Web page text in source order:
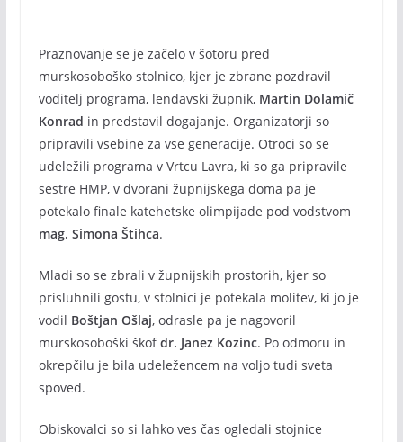
Praznovanje se je začelo v šotoru pred
murskosoboško stolnico, kjer je zbrane pozdravil
voditelj programa, lendavski župnik, Martin Dolamič
Konrad in predstavil dogajanje. Organizatorji so
pripravili vsebine za vse generacije. Otroci so se
udeležili programa v Vrtcu Lavra, ki so ga pripravile
sestre HMP, v dvorani župnijskega doma pa je
potekalo finale katehetske olimpijade pod vodstvom
mag. Simona Štihca.
Mladi so se zbrali v župnijskih prostorih, kjer so
prisluhnili gostu, v stolnici je potekala molitev, ki jo je
vodil Boštjan Ošlaj, odrasle pa je nagovoril
murskosoboški škofdr. Janez Kozinc. Po odmoru in
okrepčilu je bila udeležencem na voljo tudi sveta
spoved.
Obiskovalci so si lahko ves čas ogledali stojnice